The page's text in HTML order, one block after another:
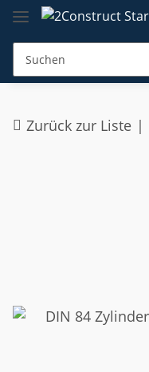
Zurück zur Liste